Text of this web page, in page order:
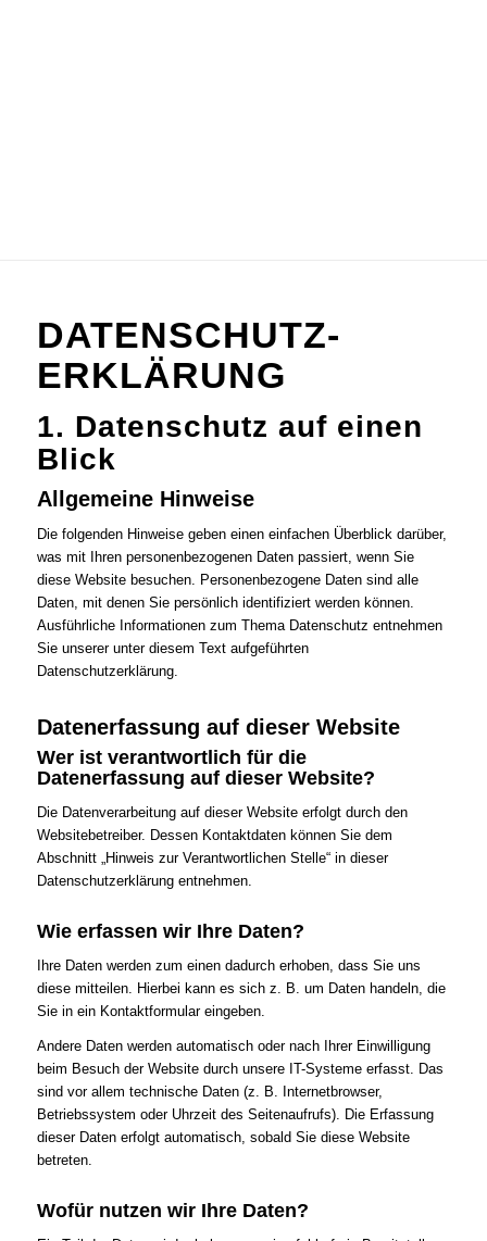
DATENSCHUTZ­
ERKLÄRUNG
1. Datenschutz auf einen
Blick
Allgemeine Hinweise
Die folgenden Hinweise geben einen einfachen Überblick darüber,
was mit Ihren personenbezogenen Daten passiert, wenn Sie
diese Website besuchen. Personenbezogene Daten sind alle
Daten, mit denen Sie persönlich identifiziert werden können.
Ausführliche Informationen zum Thema Datenschutz entnehmen
Sie unserer unter diesem Text aufgeführten
Datenschutzerklärung.
Datenerfassung auf dieser Website
Wer ist verantwortlich für die
Datenerfassung auf dieser Website?
Die Datenverarbeitung auf dieser Website erfolgt durch den
Websitebetreiber. Dessen Kontaktdaten können Sie dem
Abschnitt „Hinweis zur Verantwortlichen Stelle“ in dieser
Datenschutzerklärung entnehmen.
Wie erfassen wir Ihre Daten?
Ihre Daten werden zum einen dadurch erhoben, dass Sie uns
diese mitteilen. Hierbei kann es sich z. B. um Daten handeln, die
Sie in ein Kontaktformular eingeben.
Andere Daten werden automatisch oder nach Ihrer Einwilligung
beim Besuch der Website durch unsere IT-Systeme erfasst. Das
sind vor allem technische Daten (z. B. Internetbrowser,
Betriebssystem oder Uhrzeit des Seitenaufrufs). Die Erfassung
dieser Daten erfolgt automatisch, sobald Sie diese Website
betreten.
Wofür nutzen wir Ihre Daten?